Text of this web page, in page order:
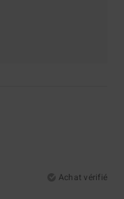
Achat vérifié